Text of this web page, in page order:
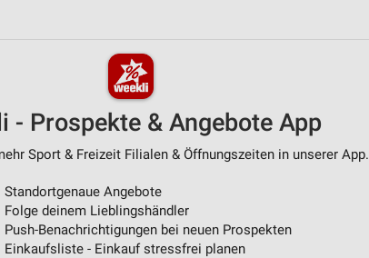
- Prospekte & Angebote App
Sport & Freizeit Filialen & Öffnungszeiten in unserer App.
Standortgenaue Angebote
Folge deinem Lieblingshändler
Push-Benachrichtigungen bei neuen Prospekten
Einkaufsliste - Einkauf stressfrei planen